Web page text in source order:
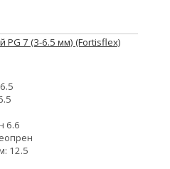
7 (3-6.5 мм) (Fortisflex)
6.6
12.5